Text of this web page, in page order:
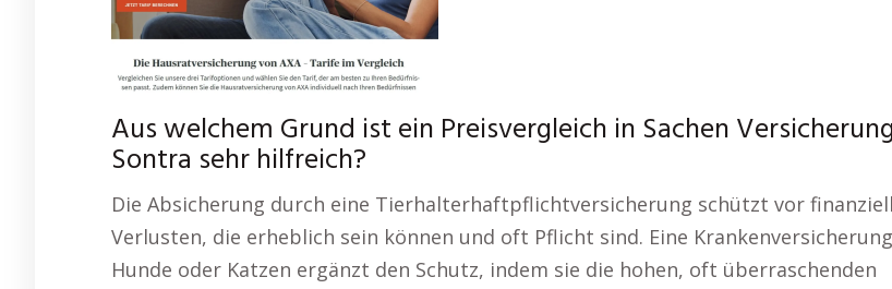
Aus welchem Grund ist ein Preisvergleich in Sachen
Sontra sehr hilfreich?
Die Absicherung durch eine Tierhalterhaftpflichtversicherung schützt vor
Verlusten, die erheblich sein können und oft Pflicht sind. Eine
Hunde oder Katzen ergänzt den Schutz, indem sie die hohen, oft überraschenden